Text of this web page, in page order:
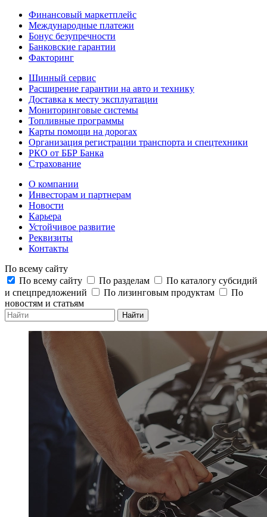
Финансовый маркетплейс
Международные платежи
Бонус безупречности
Банковские гарантии
Факторинг
Шинный сервис
Расширение гарантии на авто и технику
Доставка к месту эксплуатации
Мониторинговые системы
Топливные программы
Карты помощи на дорогах
Организация регистрации транспорта и спецтехники
РКО от ББР Банка
Страхование
О компании
Инвесторам и партнерам
Новости
Карьера
Устойчивое развитие
Реквизиты
Контакты
По всему сайту
По всему сайту
По разделам
По каталогу субсидий
и спецпредложений
По лизинговым продуктам
По
новостям и статьям
Найти